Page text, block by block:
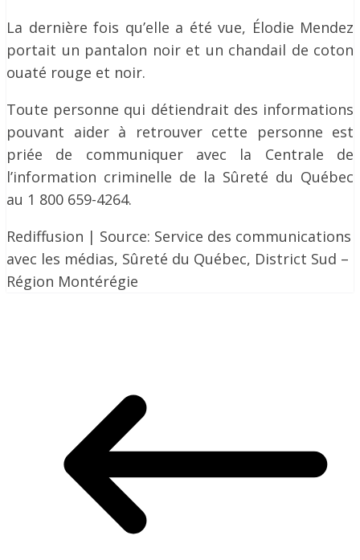
La dernière fois qu’elle a été vue, Élodie Mendez
portait un pantalon noir et un chandail de coton
ouaté rouge et noir.
Toute personne qui détiendrait des informations
pouvant aider à retrouver cette personne est
priée de communiquer avec la Centrale de
l’information criminelle de la Sûreté du Québec
au 1 800 659-4264.
Rediffusion | Source: Service des communications
avec les médias, Sûreté du Québec, District Sud –
Région Montérégie